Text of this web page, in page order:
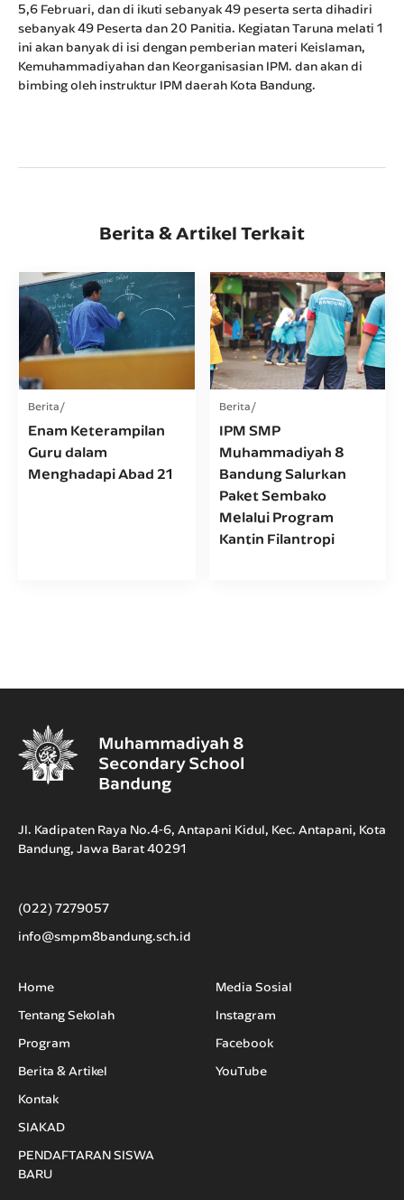
5,6 Februari, dan di ikuti sebanyak 49 peserta serta dihadiri
sebanyak 49 Peserta dan 20 Panitia. Kegiatan Taruna melati 1
ini akan banyak di isi dengan pemberian materi Keislaman,
Kemuhammadiyahan dan Keorganisasian IPM. dan akan di
bimbing oleh instruktur IPM daerah Kota Bandung.
Berita & Artikel Terkait
Berita
Enam Keterampilan
Guru dalam
Menghadapi Abad 21
Berita
IPM SMP
Muhammadiyah 8
Bandung Salurkan
Paket Sembako
Melalui Program
Kantin Filantropi
Jl. Kadipaten Raya No.4-6, Antapani Kidul, Kec. Antapani, Kota
Bandung, Jawa Barat 40291
(022) 7279057
info@smpm8bandung.sch.id
Home
Tentang Sekolah
Program
Berita & Artikel
Kontak
SIAKAD
PENDAFTARAN SISWA
BARU
Media Sosial
Instagram
Facebook
YouTube